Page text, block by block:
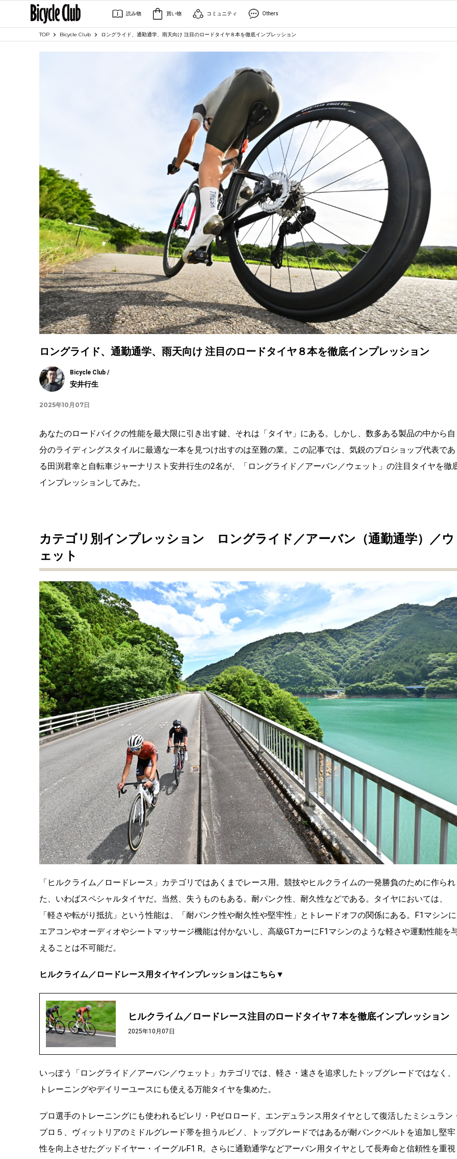
読み物 買い物 コミュニティ Others
TOP Bicycle Club ロングライド、通勤通学、雨天向け 注目のロードタイヤ８本を徹底インプレッション
ロングライド、通勤通学、雨天向け 注目のロードタイヤ８本を徹底インプレッション
Bicycle Club /
安井行生
2025年10月07日
あなたのロードバイクの性能を最大限に引き出す鍵、それは「タイヤ」にある。しかし、数多ある製品の中から自
分のライディングスタイルに最適な一本を見つけ出すのは至難の業。この記事では、気鋭のプロショップ代表であ
る田渕君幸と自転車ジャーナリスト安井行生の2名が、「 ロングライド ／アーバン／ウェット」の注目タイヤを徹
インプレッションしてみた。
カテゴリ別インプレッション ロングライド／アーバン（通勤通学）／ウ
ェット
「ヒルクライム／ロードレース」カテゴリではあくまでレース用。競技やヒルクライムの一発勝負のために作られ
た、いわばスペシャルタイヤだ。当然、失うものもある。耐パンク性、耐久性などである。
タイヤにおいては、
「軽さや転がり抵抗」という性能は、「耐パンク性や耐久性や堅牢性」とトレードオフの関係にある。F1マシンに
エアコンやオーディオやシートマッサージ機能は付かないし、高級GTカーにF1マシンのような軽さや運動性能を
えることは不可能だ。
ヒルクライム／ロードレース用タイヤインプレッションはこちら▼
ヒルクライム／ロードレース注目のロードタイヤ７本を徹底インプレッション
2025年10月07日
いっぽう「 ロングライド ／アーバン／ウェット」カテゴリでは、軽さ・速さを追求したトップグレードではなく、
トレーニングやデイリーユースにも使える万能タイヤを集めた。
プロ選手のトレーニングにも使われるピレリ・Pゼロロード、エンデュランス用タイヤとして復活したミシュラン
プロ５、ヴィットリアのミドルグレード帯を担うルビノ、トップグレードではあるが耐パンクベルトを追加し堅牢
性を向上させたグッドイヤー・イーグルF1 R。さらに通勤通学などアーバン用タイヤとして長寿命と信頼性を重視